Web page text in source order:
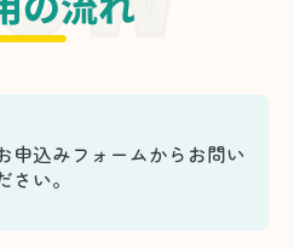
申込みフォームからお問い
さい。